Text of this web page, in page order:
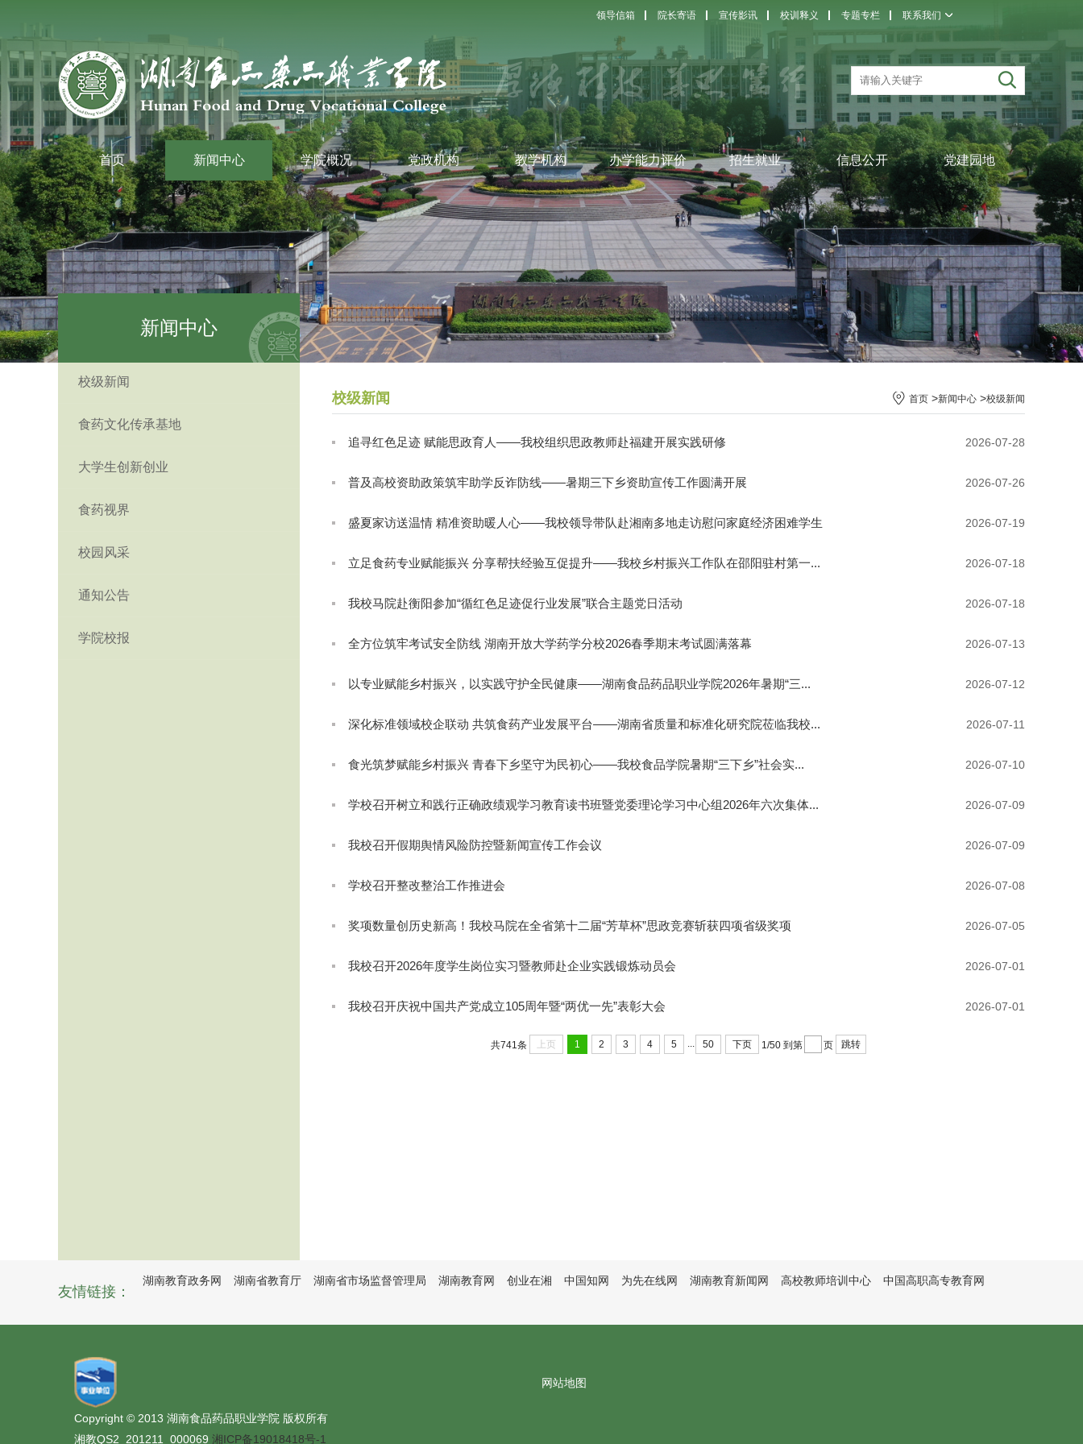
领导信箱 院长寄语 宣传影讯 校训释义 专题专栏 联系我们
首页 新闻中心 学院概况 党政机构 教学机构 办学能力评价 招生就业 信息公开 党建园地
新闻中心
校级新闻
食药文化传承基地
大学生创新创业
食药视界
校园风采
通知公告
学院校报
校级新闻 首页 >新闻中心 >校级新闻
2026-07-28
追寻红色足迹 赋能思政育人——我校组织思政教师赴福建开展实践研修
2026-07-26
普及高校资助政策筑牢助学反诈防线——暑期三下乡资助宣传工作圆满开展
2026-07-19
盛夏家访送温情 精准资助暖人心——我校领导带队赴湘南多地走访慰问家庭经济困难学生
2026-07-18
立足食药专业赋能振兴 分享帮扶经验互促提升——我校乡村振兴工作队在邵阳驻村第一...
2026-07-18
我校马院赴衡阳参加“循红色足迹促行业发展”联合主题党日活动
2026-07-13
全方位筑牢考试安全防线 湖南开放大学药学分校2026春季期末考试圆满落幕
2026-07-12
以专业赋能乡村振兴，以实践守护全民健康——湖南食品药品职业学院2026年暑期“三...
2026-07-11
深化标准领域校企联动 共筑食药产业发展平台——湖南省质量和标准化研究院莅临我校...
2026-07-10
食光筑梦赋能乡村振兴 青春下乡坚守为民初心——我校食品学院暑期“三下乡”社会实...
2026-07-09
学校召开树立和践行正确政绩观学习教育读书班暨党委理论学习中心组2026年六次集体...
2026-07-09
我校召开假期舆情风险防控暨新闻宣传工作会议
2026-07-08
学校召开整改整治工作推进会
2026-07-05
奖项数量创历史新高！我校马院在全省第十二届“芳草杯”思政竞赛斩获四项省级奖项
2026-07-01
我校召开2026年度学生岗位实习暨教师赴企业实践锻炼动员会
2026-07-01
我校召开庆祝中国共产党成立105周年暨“两优一先”表彰大会
共741条 上页 1 2 3 4 5 ... 50 下页 1/50 到第 页 跳转
友情链接：
湖南教育政务网 湖南省教育厅 湖南省市场监督管理局 湖南教育网 创业在湘 中国知网 为先在线网 湖南教育新闻网 高校教师培训中心 中国高职高专教育网
Copyright © 2013 湖南食品药品职业学院 版权所有
湘教QS2_201211_000069 湘ICP备19018418号-1
网站地图